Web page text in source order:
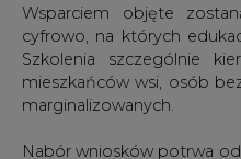
Wsparciem objęte
cyfrowo, na których
Szkolenia szczególnie
mieszkańców wsi, osób
marginalizowanych.
Nabór wniosków potrwa od